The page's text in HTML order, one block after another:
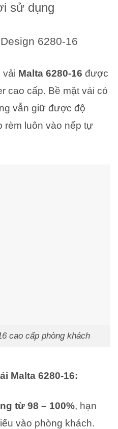
sử dụng
6280-16
vải Malta 6280-16 được
cao cấp. Bề mặt vải có
vẫn giữ được độ
rèm luôn vào nếp tự
cao cấp phòng khách
Malta 6280-16:
từ 98 – 100%, hạn
vào phòng khách.